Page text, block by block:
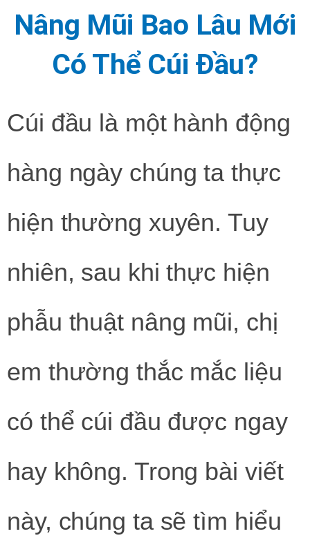
Nâng Mũi Bao Lâu Mới
Có Thể Cúi Đầu?
Cúi đầu là một hành động
hàng ngày chúng ta thực
hiện thường xuyên. Tuy
nhiên, sau khi thực hiện
phẫu thuật nâng mũi, chị
em thường thắc mắc liệu
có thể cúi đầu được ngay
hay không. Trong bài viết
này, chúng ta sẽ tìm hiểu